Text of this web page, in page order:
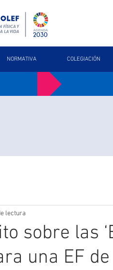
NORMATIVA COLEGIACIÓN
sobre las
una EF
lectura